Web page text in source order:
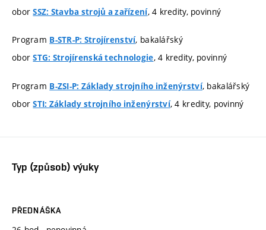
oborSSZ: Stavba strojů a zařízení, 4 kredity, povinný
Program B-STR-P: Strojírenství, bakalářský
oborSTG: Strojírenská technologie, 4 kredity, povinný
Program B-ZSI-P: Základy strojního inženýrství, bakalářský
oborSTI: Základy strojního inženýrství, 4 kredity, povinný
Typ (způsob) výuky
PŘEDNÁŠKA